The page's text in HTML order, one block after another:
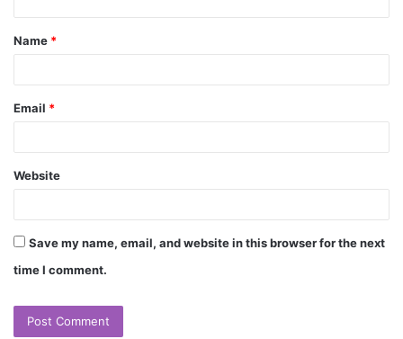
Name *
Email *
Website
Save my name, email, and website in this browser for the next
time I comment.